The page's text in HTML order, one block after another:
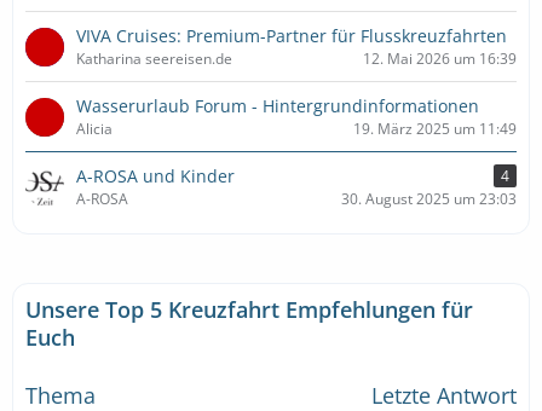
VIVA Cruises: Premium-Partner für Flusskreuzfahrten
Katharina seereisen.de 12. Mai 2026 um 16:39
Wasserurlaub Forum - Hintergrundinformationen
Alicia 19. März 2025 um 11:49
A-ROSA und Kinder
4
A-ROSA
30. August 2025 um 23:03
Unsere Top 5 Kreuzfahrt Empfehlungen für
Euch
Thema
Letzte Antwort